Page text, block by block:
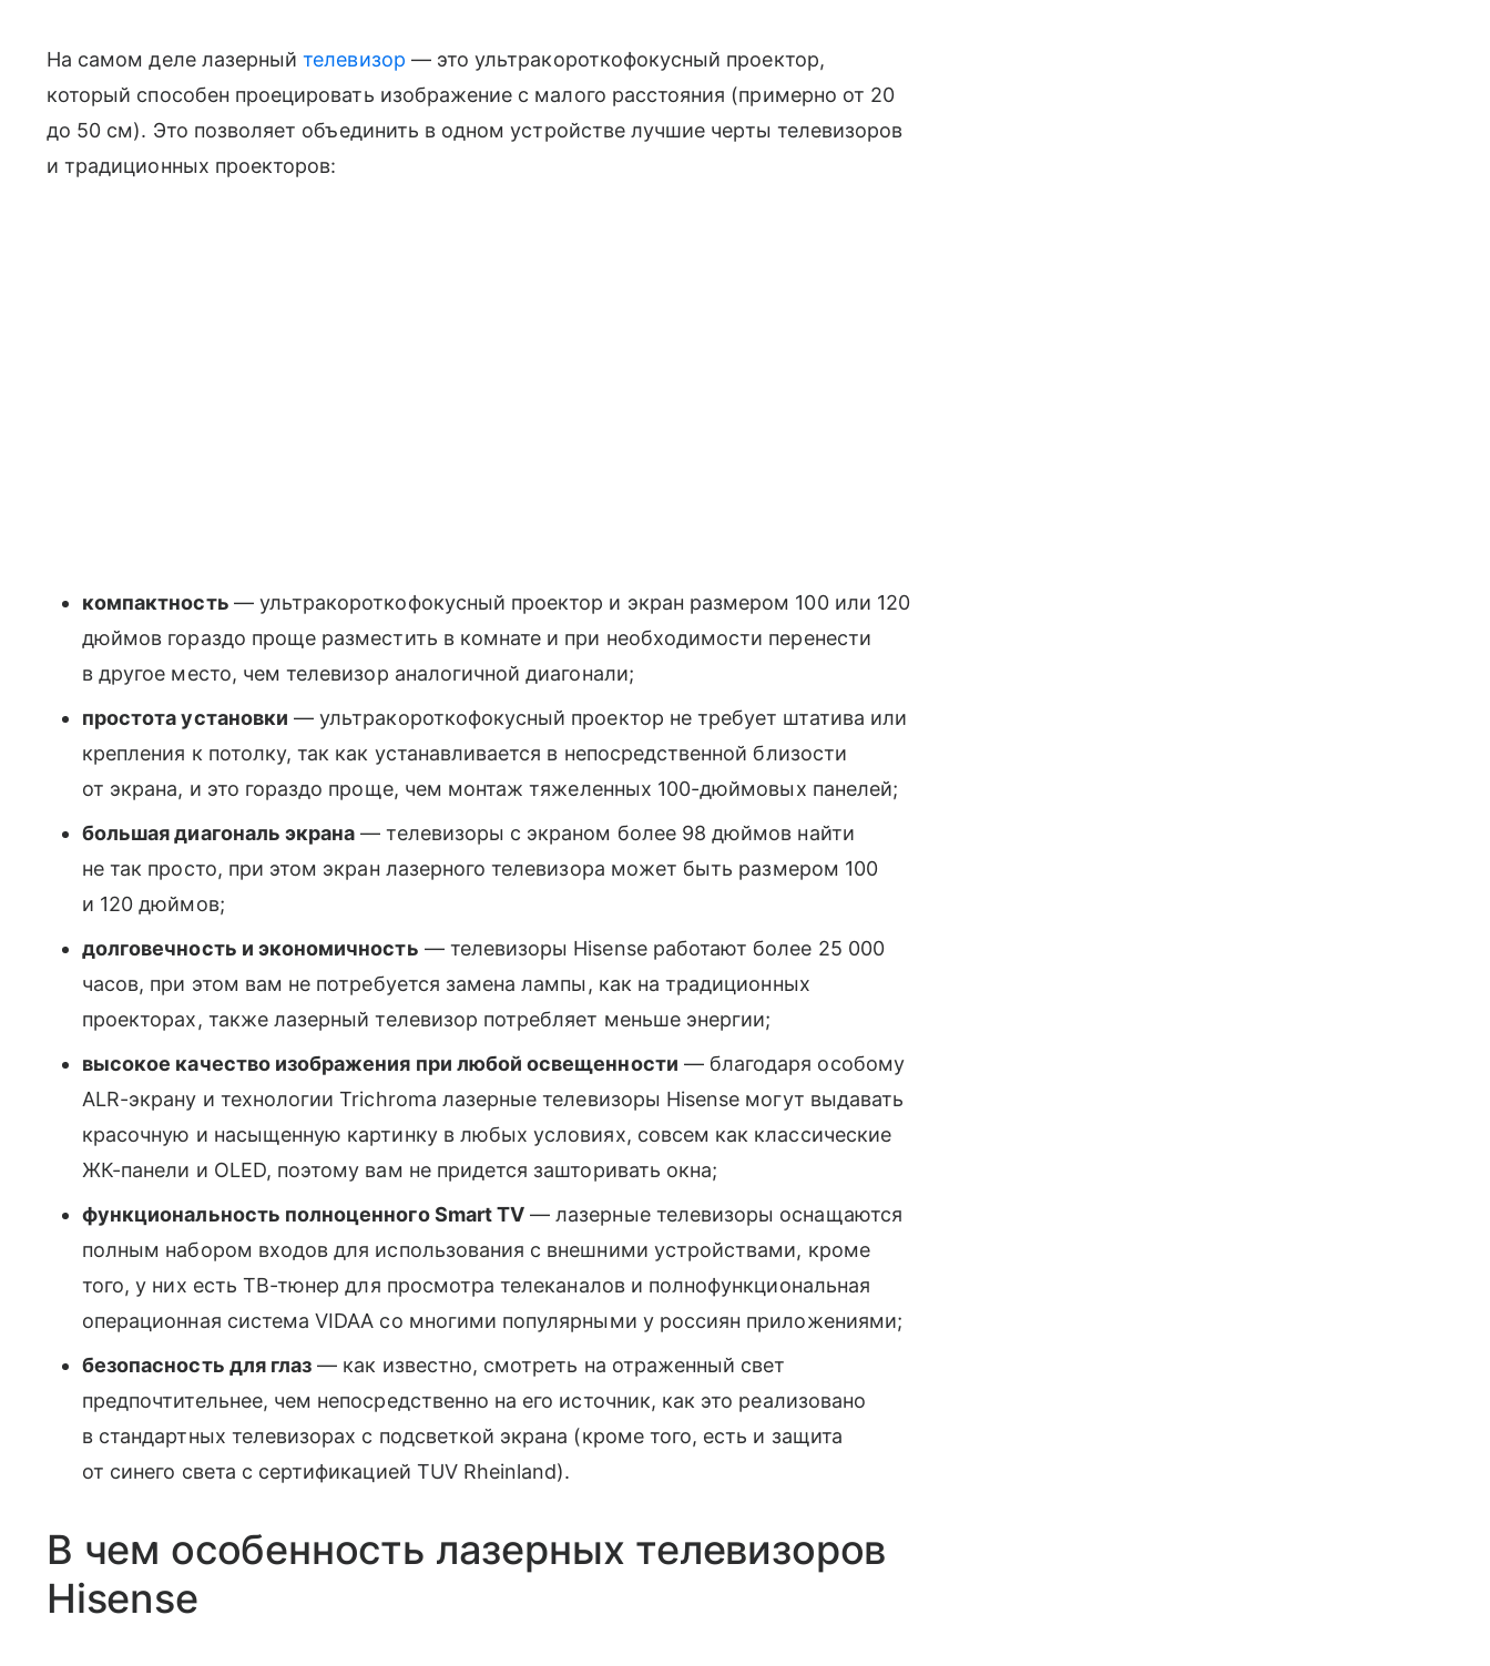
На самом деле лазерныйтелевизор — это ультракороткофокусный проектор,
который способен проецировать изображение с малого расстояния (примерно от 20
до 50 см). Это позволяет объединить в одном устройстве лучшие черты телевизоров
и традиционных проекторов:
компактность — ультракороткофокусный проектор и экран размером 100 или 120
дюймов гораздо проще разместить в комнате и при необходимости перенести
в другое место, чем телевизор аналогичной диагонали;
простота установки — ультракороткофокусный проектор не требует штатива или
крепления к потолку, так как устанавливается в непосредственной близости
от экрана, и это гораздо проще, чем монтаж тяжеленных 100-дюймовых панелей;
большая диагональ экрана — телевизоры с экраном более 98 дюймов найти
не так просто, при этом экран лазерного телевизора может быть размером 100
и 120 дюймов;
долговечность и экономичность — телевизоры Hisense работают более 25 000
часов, при этом вам не потребуется замена лампы, как на традиционных
проекторах, также лазерный телевизор потребляет меньше энергии;
высокое качество изображения при любой освещенности — благодаря особому
ALR-экрану и технологии Trichroma лазерные телевизоры Hisense могут выдавать
красочную и насыщенную картинку в любых условиях, совсем как классические
ЖК-панели и OLED, поэтому вам не придется зашторивать окна;
функциональность полноценного Smart TV — лазерные телевизоры оснащаются
полным набором входов для использования с внешними устройствами, кроме
того, у них есть ТВ-тюнер для просмотра телеканалов и полнофункциональная
операционная система VIDAA со многими популярными у россиян приложениями;
безопасность для глаз — как известно, смотреть на отраженный свет
предпочтительнее, чем непосредственно на его источник, как это реализовано
в стандартных телевизорах с подсветкой экрана (кроме того, есть и защита
от синего света с сертификацией TUV Rheinland).
В чем особенность лазерных телевизоров
Hisense